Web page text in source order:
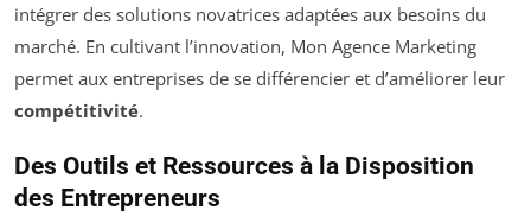
intégrer des solutions novatrices adaptées aux besoins du
marché. En cultivant l’innovation, Mon Agence Marketing
permet aux entreprises de se différencier et d’améliorer leur
compétitivité.
Des Outils et Ressources à la Disposition
des Entrepreneurs